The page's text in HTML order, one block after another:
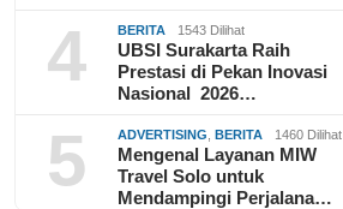
4 BERITA 1543 Dilihat
UBSI Surakarta Raih
Prestasi di Pekan Inovasi
Nasional 2026…
5 ADVERTISING ,BERITA 1460 Dilihat
Mengenal Layanan MIW
Travel Solo untuk
Mendampingi Perjalana…